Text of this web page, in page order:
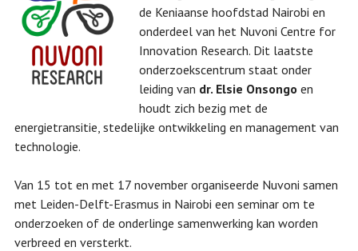
de Keniaanse hoofdstad Nairobi en
onderdeel van het Nuvoni Centre for
Innovation Research. Dit laatste
onderzoekscentrum staat onder
leiding van dr. Elsie Onsongo en
houdt zich bezig met de
energietransitie, stedelijke ontwikkeling en management van
technologie.
Van 15 tot en met 17 november organiseerde Nuvoni samen
met Leiden-Delft-Erasmus in Nairobi een seminar om te
onderzoeken of de onderlinge samenwerking kan worden
verbreed en versterkt.